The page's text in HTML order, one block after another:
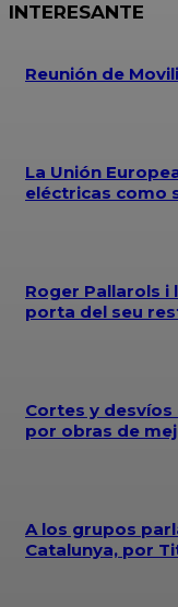
INTERESANTE
Reunión de
La Unión
eléctricas como
Roger Pallarols i
porta del seu
Cortes y desvíos
por obras de
A los grupos
Catalunya, por